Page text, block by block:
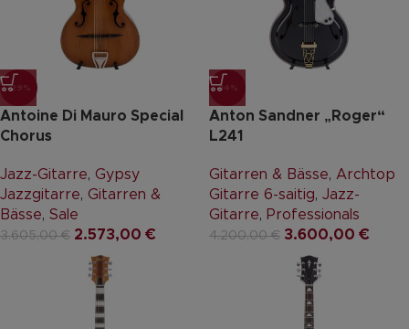
-29%
Antoine Di Mauro Special
Chorus
Jazz-Gitarre, Gypsy
Jazzgitarre, Gitarren &
Bässe, Sale
3.605,00€ 2.573,00 €
-14%
Anton Sandner „Roger“
L241
Gitarren & Bässe, Archtop
Gitarre 6-saitig, Jazz-
Gitarre, Professionals
4.200,00€ 3.600,00 €